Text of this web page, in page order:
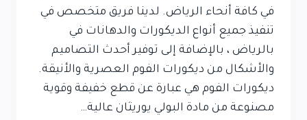
في كافة أنحاء الرياض. لدينا فريق متخصص في
تنفيذ جميع أنواع الديكورات والدهانات في
بالرياض ، بالإضافة إلى توفير أحدث التصاميم
والأشكال من ديكورات الفوم العصرية والأنيقة.
ديكورات الفوم هي عبارة عن قطع خفيفة وقوية
مصنوعة من مادة البولي يوريثان عالية…